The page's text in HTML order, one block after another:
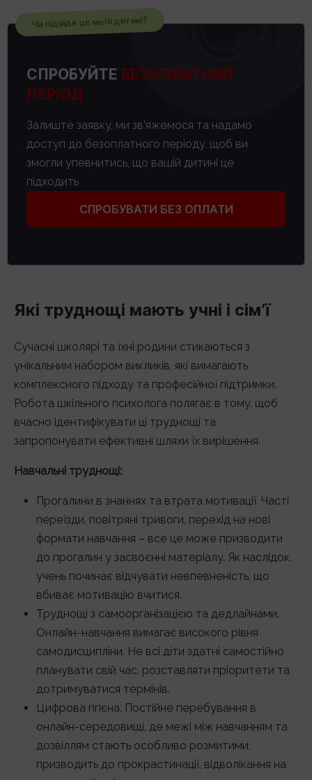
Чи підійде це моїй дитині?
СПРОБУЙТЕ БЕЗОПЛАТНИЙ
ПЕРІОД
Залиште заявку, ми зв’яжемося та надамо
доступ до безоплатного періоду, щоб ви
змогли упевнитись, що вашій дитині це
підходить
СПРОБУВАТИ БЕЗ ОПЛАТИ
Які труднощі мають учні і сім’ї
Сучасні школярі та їхні родини стикаються з
унікальним набором викликів, які вимагають
комплексного підходу та професійної підтримки.
Робота шкільного психолога полягає в тому, щоб
вчасно ідентифікувати ці труднощі та
запропонувати ефективні шляхи їх вирішення.
Навчальні труднощі:
Прогалини в знаннях та втрата мотивації. Часті
переїзди, повітряні тривоги, перехід на нові
формати навчання – все це може призводити
до прогалин у засвоєнні матеріалу. Як наслідок,
учень починає відчувати невпевненість, що
вбиває мотивацію вчитися.
Труднощі з самоорганізацією та дедлайнами.
Онлайн-навчання вимагає високого рівня
самодисципліни. Не всі діти здатні самостійно
планувати свій час, розставляти пріоритети та
дотримуватися термінів.
Цифрова гігієна. Постійне перебування в
онлайн-середовищі, де межі між навчанням та
дозвіллям стають особливо розмитими,
призводить до прокрастинації, відволікання на